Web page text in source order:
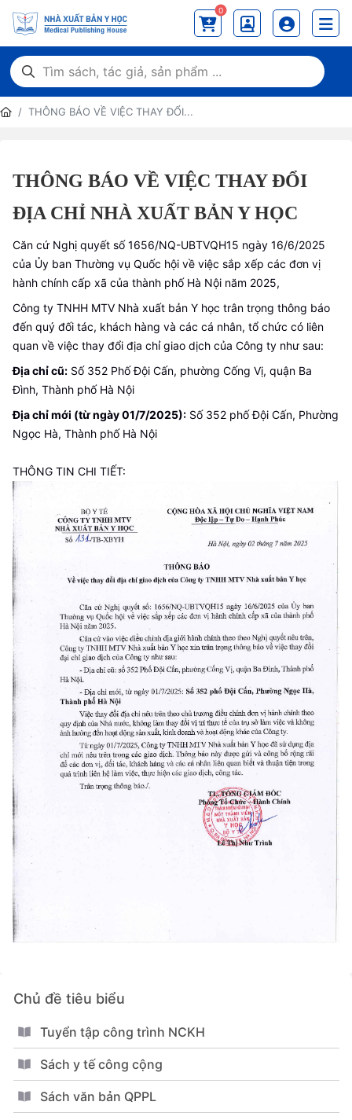
0
THÔNG BÁO VỀ VIỆC THAY ĐỔI...
THÔNG BÁO VỀ VIỆC THAY ĐỔI
ĐỊA CHỈ NHÀ XUẤT BẢN Y HỌC
Căn cứ Nghị quyết số 1656/NQ-UBTVQH15 ngày 16/6/2025
của Ủy ban Thường vụ Quốc hội về việc sắp xếp các đơn vị
hành chính cấp xã của thành phố Hà Nội năm 2025,
Công ty TNHH MTV Nhà xuất bản Y học trân trọng thông báo
đến quý đối tác, khách hàng và các cá nhân, tổ chức có liên
quan về việc thay đổi địa chỉ giao dịch của Công ty như sau:
Địa chỉ cũ: Số 352 Phố Đội Cấn, phường Cống Vị, quận Ba
Đình, Thành phố Hà Nội
Địa chỉ mới (từ ngày 01/7/2025): Số 352 phố Đội Cấn, Phường
Ngọc Hà, Thành phố Hà Nội
THÔNG TIN CHI TIẾT:
Chủ đề tiêu biểu
Tuyển tập công trình NCKH
Sách y tế công cộng
Sách văn bản QPPL